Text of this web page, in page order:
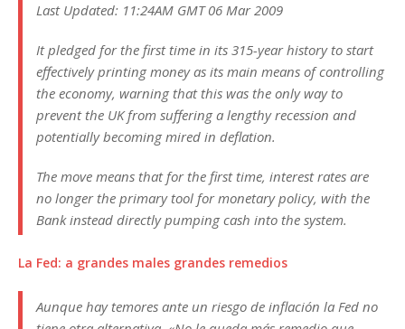
Last Updated: 11:24AM GMT 06 Mar 2009
It pledged for the first time in its 315-year history to start
effectively printing money as its main means of controlling
the economy, warning that this was the only way to
prevent the UK from suffering a lengthy recession and
potentially becoming mired in deflation.
The move means that for the first time, interest rates are
no longer the primary tool for monetary policy, with the
Bank instead directly pumping cash into the system.
La Fed: a grandes males grandes remedios
Aunque hay temores ante un riesgo de inflación la Fed no